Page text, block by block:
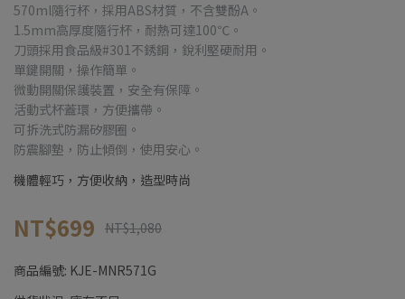
570ml隨行杯，採用ABS材質，不含雙酚A。
1.5mm高厚度隨行杯，耐熱可達100℃。
刀頭採用食品級#301不銹鋼，銳利堅硬耐用。
單鍵開關，操作簡單。
微動開關保護裝置，安全有保障。
活動式杯蓋環，方便攜帶。
可拆洗式防漏矽膠圈。
防震腳墊，防止傾倒，使用安心。
機體輕巧，方便收納，造型時尚
NT$699 NT$1,080
商品編號: KJE-MNR571G